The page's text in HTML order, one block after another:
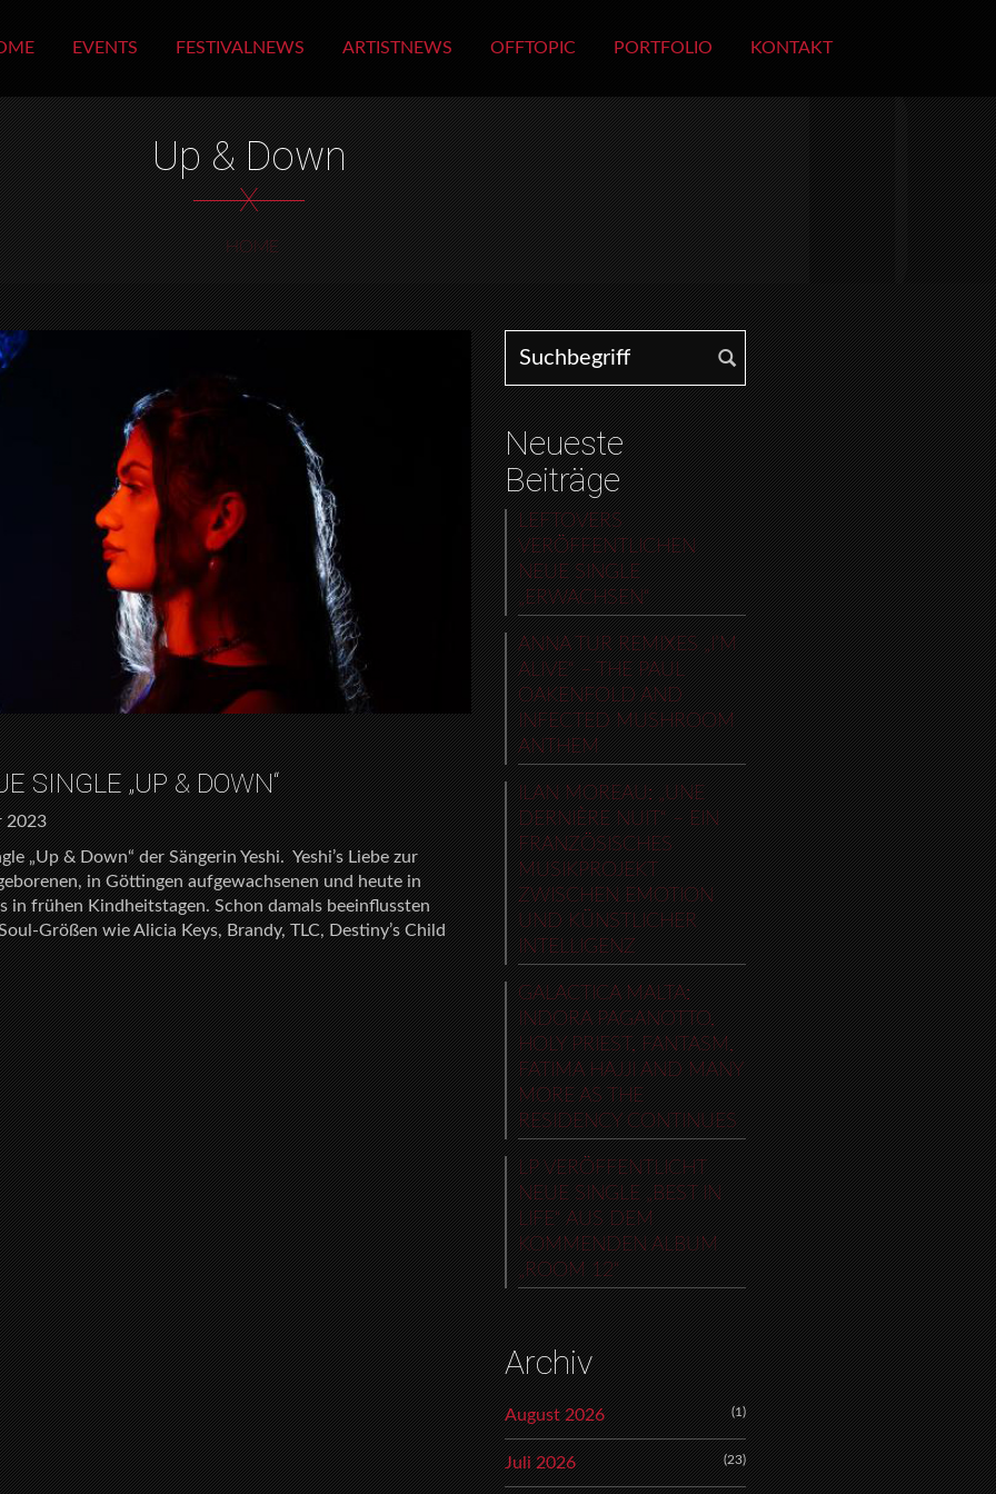
EVENTS FESTIVALNEWS ARTISTNEWS OFFTOPIC PORTFOLIO KONTAKT
Up & Down
X
HOME
SINGLE „UP & DOWN“
2023
„Up & Down“ der Sängerin Yeshi. Yeshi’s Liebe zur
in Göttingen aufgewachsenen und heute in
in frühen Kindheitstagen. Schon damals beeinflussten
Größen wie Alicia Keys, Brandy, TLC, Destiny’s Child
Search for:
Neueste
Beiträge
LEFTOVERS
VERÖFFENTLICHEN
NEUE SINGLE
„ERWACHSEN“
ANNA TUR REMIXES „I’M
ALIVE“ – THE PAUL
OAKENFOLD AND
INFECTED MUSHROOM
ANTHEM
ILAN MOREAU: „UNE
DERNIÈRE NUIT“ – EIN
FRANZÖSISCHES
MUSIKPROJEKT
ZWISCHEN EMOTION
UND KÜNSTLICHER
INTELLIGENZ
GALACTICA MALTA:
INDORA PAGANOTTO,
HOLY PRIEST, FANTASM,
FATIMA HAJJI AND MANY
MORE AS THE
RESIDENCY CONTINUES
LP VERÖFFENTLICHT
NEUE SINGLE „BEST IN
LIFE“ AUS DEM
KOMMENDEN ALBUM
„ROOM 12“
Archiv
August 2026 (1)
Juli 2026 (23)